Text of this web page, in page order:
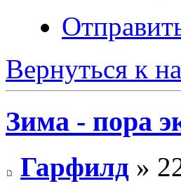
Вернуться к
Зима - пора
Гарфилд »